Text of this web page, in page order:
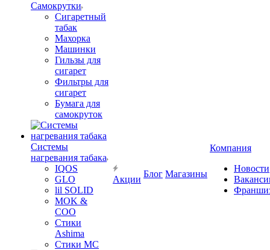
Самокрутки
Сигаретный
табак
Махорка
Машинки
Гильзы для
сигарет
Фильтры для
сигарет
Бумага для
самокруток
Системы
нагревания табака
IQOS
GLO
lil SOLID
MOK &
COO
Стики
Ashima
Стики MC
Акции
Блог Магазины
Компания
Новости